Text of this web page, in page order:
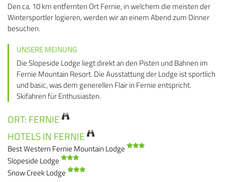
Den ca. 10 km entfernten Ort Fernie, in welchem die meisten der
Wintersportler logieren, werden wir an einem Abend zum Dinner
besuchen.
UNSERE MEINUNG
Die Slopeside Lodge liegt direkt an den Pisten und Bahnen im
Fernie Mountain Resort. Die Ausstattung der Lodge ist sportlich
und basic, was dem generellen Flair in Fernie entspricht.
Skifahren für Enthusiasten.
ORT: FERNIE
HOTELS IN FERNIE
Best Western Fernie Mountain Lodge
Slopeside Lodge
Snow Creek Lodge